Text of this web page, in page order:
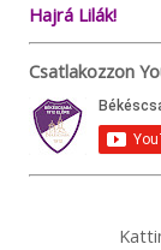
Hajrá Lilák!
Csatlakozzon